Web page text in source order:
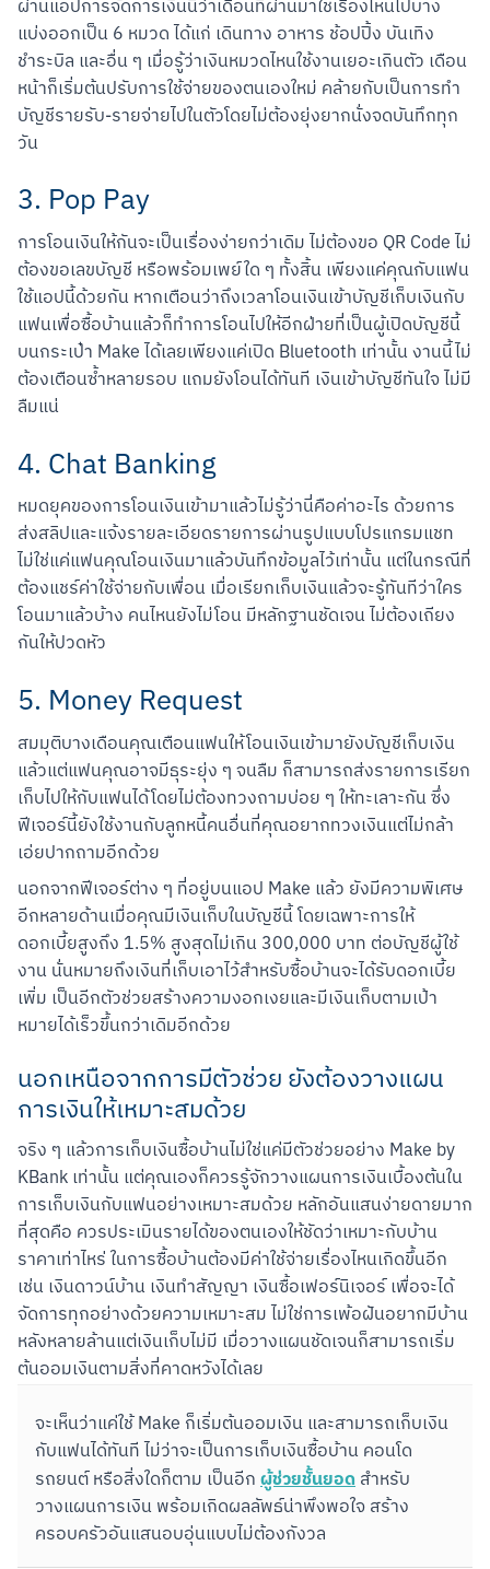
ผ่านแอปการจัดการเงินนี้ว่าเดือนที่ผ่านมาใช้เรื่องไหนไปบ้าง
แบ่งออกเป็น 6 หมวด ได้แก่ เดินทาง อาหาร ช้อปปิ้ง บันเทิง
ชำระบิล และอื่น ๆ เมื่อรู้ว่าเงินหมวดไหนใช้งานเยอะเกินตัว เดือน
หน้าก็เริ่มต้นปรับการใช้จ่ายของตนเองใหม่ คล้ายกับเป็นการทำ
บัญชีรายรับ-รายจ่ายไปในตัวโดยไม่ต้องยุ่งยากนั่งจดบันทึกทุก
วัน
3. Pop Pay
การโอนเงินให้กันจะเป็นเรื่องง่ายกว่าเดิม ไม่ต้องขอ QR Code ไม่
ต้องขอเลขบัญชี หรือพร้อมเพย์ใด ๆ ทั้งสิ้น เพียงแค่คุณกับแฟน
ใช้แอปนี้ด้วยกัน หากเตือนว่าถึงเวลาโอนเงินเข้าบัญชีเก็บเงินกับ
แฟนเพื่อซื้อบ้านแล้วก็ทำการโอนไปให้อีกฝ่ายที่เป็นผู้เปิดบัญชีนี้
บนกระเป๋า Make ได้เลยเพียงแค่เปิด Bluetooth เท่านั้น งานนี้ไม่
ต้องเตือนซ้ำหลายรอบ แถมยังโอนได้ทันที เงินเข้าบัญชีทันใจ ไม่มี
ลืมแน่
4. Chat Banking
หมดยุคของการโอนเงินเข้ามาแล้วไม่รู้ว่านี่คือค่าอะไร ด้วยการ
ส่งสลิปและแจ้งรายละเอียดรายการผ่านรูปแบบโปรแกรมแชท
ไม่ใช่แค่แฟนคุณโอนเงินมาแล้วบันทึกข้อมูลไว้เท่านั้น แต่ในกรณีที่
ต้องแชร์ค่าใช้จ่ายกับเพื่อน เมื่อเรียกเก็บเงินแล้วจะรู้ทันทีว่าใคร
โอนมาแล้วบ้าง คนไหนยังไม่โอน มีหลักฐานชัดเจน ไม่ต้องเถียง
กันให้ปวดหัว
5. Money Request
สมมุติบางเดือนคุณเตือนแฟนให้โอนเงินเข้ามายังบัญชีเก็บเงิน
แล้วแต่แฟนคุณอาจมีธุระยุ่ง ๆ จนลืม ก็สามารถส่งรายการเรียก
เก็บไปให้กับแฟนได้โดยไม่ต้องทวงถามบ่อย ๆ ให้ทะเลาะกัน ซึ่ง
ฟีเจอร์นี้ยังใช้งานกับลูกหนี้คนอื่นที่คุณอยากทวงเงินแต่ไม่กล้า
เอ่ยปากถามอีกด้วย
นอกจากฟีเจอร์ต่าง ๆ ที่อยู่บนแอป Make แล้ว ยังมีความพิเศษ
อีกหลายด้านเมื่อคุณมีเงินเก็บในบัญชีนี้ โดยเฉพาะการให้
ดอกเบี้ยสูงถึง 1.5% สูงสุดไม่เกิน 300,000 บาท ต่อบัญชีผู้ใช้
งาน นั่นหมายถึงเงินที่เก็บเอาไว้สำหรับซื้อบ้านจะได้รับดอกเบี้ย
เพิ่ม เป็นอีกตัวช่วยสร้างความงอกเงยและมีเงินเก็บตามเป้า
หมายได้เร็วขึ้นกว่าเดิมอีกด้วย
นอกเหนือจากการมีตัวช่วย ยังต้องวางแผน
การเงินให้เหมาะสมด้วย
จริง ๆ แล้วการเก็บเงินซื้อบ้านไม่ใช่แค่มีตัวช่วยอย่าง Make by
KBank เท่านั้น แต่คุณเองก็ควรรู้จักวางแผนการเงินเบื้องต้นใน
การเก็บเงินกับแฟนอย่างเหมาะสมด้วย หลักอันแสนง่ายดายมาก
ที่สุดคือ ควรประเมินรายได้ของตนเองให้ชัดว่าเหมาะกับบ้าน
ราคาเท่าไหร่ ในการซื้อบ้านต้องมีค่าใช้จ่ายเรื่องไหนเกิดขึ้นอีก
เช่น เงินดาวน์บ้าน เงินทำสัญญา เงินซื้อเฟอร์นิเจอร์ เพื่อจะได้
จัดการทุกอย่างด้วยความเหมาะสม ไม่ใช่การเพ้อฝันอยากมีบ้าน
หลังหลายล้านแต่เงินเก็บไม่มี เมื่อวางแผนชัดเจนก็สามารถเริ่ม
ต้นออมเงินตามสิ่งที่คาดหวังได้เลย
จะเห็นว่าแค่ใช้ Make ก็เริ่มต้นออมเงิน และสามารถเก็บเงิน
กับแฟนได้ทันที ไม่ว่าจะเป็นการเก็บเงินซื้อบ้าน คอนโด
รถยนต์ หรือสิ่งใดก็ตาม เป็นอีก ผู้ช่วยชั้นยอด สำหรับ
วางแผนการเงิน พร้อมเกิดผลลัพธ์น่าพึงพอใจ สร้าง
ครอบครัวอันแสนอบอุ่นแบบไม่ต้องกังวล